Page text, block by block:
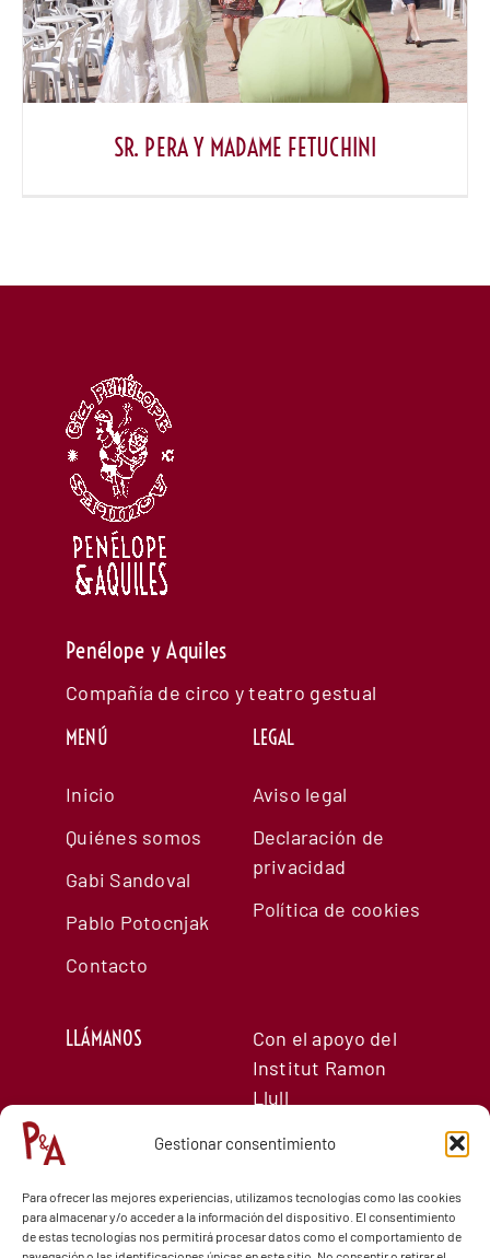
Gestionar consentimiento
Para ofrecer las mejores experiencias, utilizamos tecnologías como las cookies
para almacenar y/o acceder a la información del dispositivo. El consentimiento
de estas tecnologías nos permitirá procesar datos como el comportamiento de
SR. PERA Y MADAME FETUCHINI
Penélope y Aquiles
Compañía de circo y teatro gestual
MENÚ
Inicio
Quiénes somos
Gabi Sandoval
Pablo Potocnjak
Contacto
LEGAL
Aviso legal
Declaración de
privacidad
Política de cookies
LLÁMANOS
T.:690868828
(Gabi)
Con el apoyo del
Institut Ramon
Llull